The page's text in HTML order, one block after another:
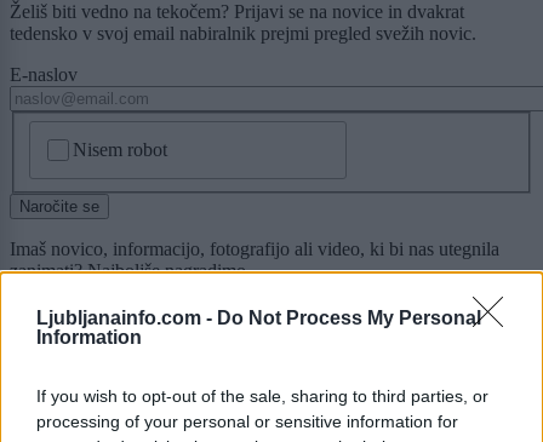
Ljubljanainfo.com - Do Not Process My Personal
Information
If you wish to opt-out of the sale, sharing to third parties, or
processing of your personal or sensitive information for
Želiš biti vedno na tekočem? Prijavi se na novice in dvakrat
tedensko v svoj email nabiralnik prejmi pregled svežih novic.
E-naslov
Nisem robot
Naročite se
Imaš novico, informacijo, fotografijo ali video, ki bi nas utegnila
zanimati? Najboljše nagradimo.
Pošlji